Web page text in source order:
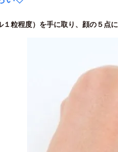
１粒程度）を手に取り、顔の５点